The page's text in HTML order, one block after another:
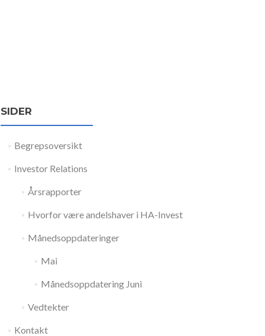
SIDER
Begrepsoversikt
Investor Relations
Årsrapporter
Hvorfor være andelshaver i HA-Invest
Månedsoppdateringer
Mai
Månedsoppdatering Juni
Vedtekter
Kontakt